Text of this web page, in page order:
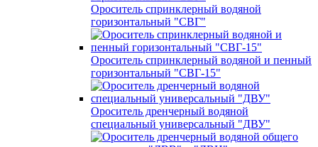
Ороситель спринклерный водяной
горизонтальный "СВГ"
Ороситель спринклерный водяной и пенный
горизонтальный "СВГ-15"
Ороситель дренчерный водяной
специальный универсальный "ДВУ"